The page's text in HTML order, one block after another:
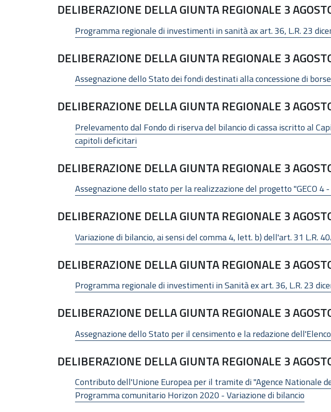
DELIBERAZIONE DELLA GIUNTA REGIONALE 3
Programma regionale di investimenti in sanità ax art. 36, L.R. 23
DELIBERAZIONE DELLA GIUNTA REGIONALE 3
Assegnazione dello Stato dei fondi destinati alla concessione di
DELIBERAZIONE DELLA GIUNTA REGIONALE 3
Prelevamento dal Fondo di riserva del bilancio di cassa iscritto al
capitoli deficitari
DELIBERAZIONE DELLA GIUNTA REGIONALE 3
Assegnazione dello stato per la realizzazione del progetto "GECO 4
DELIBERAZIONE DELLA GIUNTA REGIONALE 3
Variazione di bilancio, ai sensi del comma 4, lett. b) dell'art. 31 L.R.
DELIBERAZIONE DELLA GIUNTA REGIONALE 3
Programma regionale di investimenti in Sanità ex art. 36, L.R. 23
DELIBERAZIONE DELLA GIUNTA REGIONALE 3
Assegnazione dello Stato per il censimento e la redazione
DELIBERAZIONE DELLA GIUNTA REGIONALE 3
Contributo dell'Unione Europea per il tramite di "Agence Nationale
Programma comunitario Horizon 2020 - Variazione di bilancio